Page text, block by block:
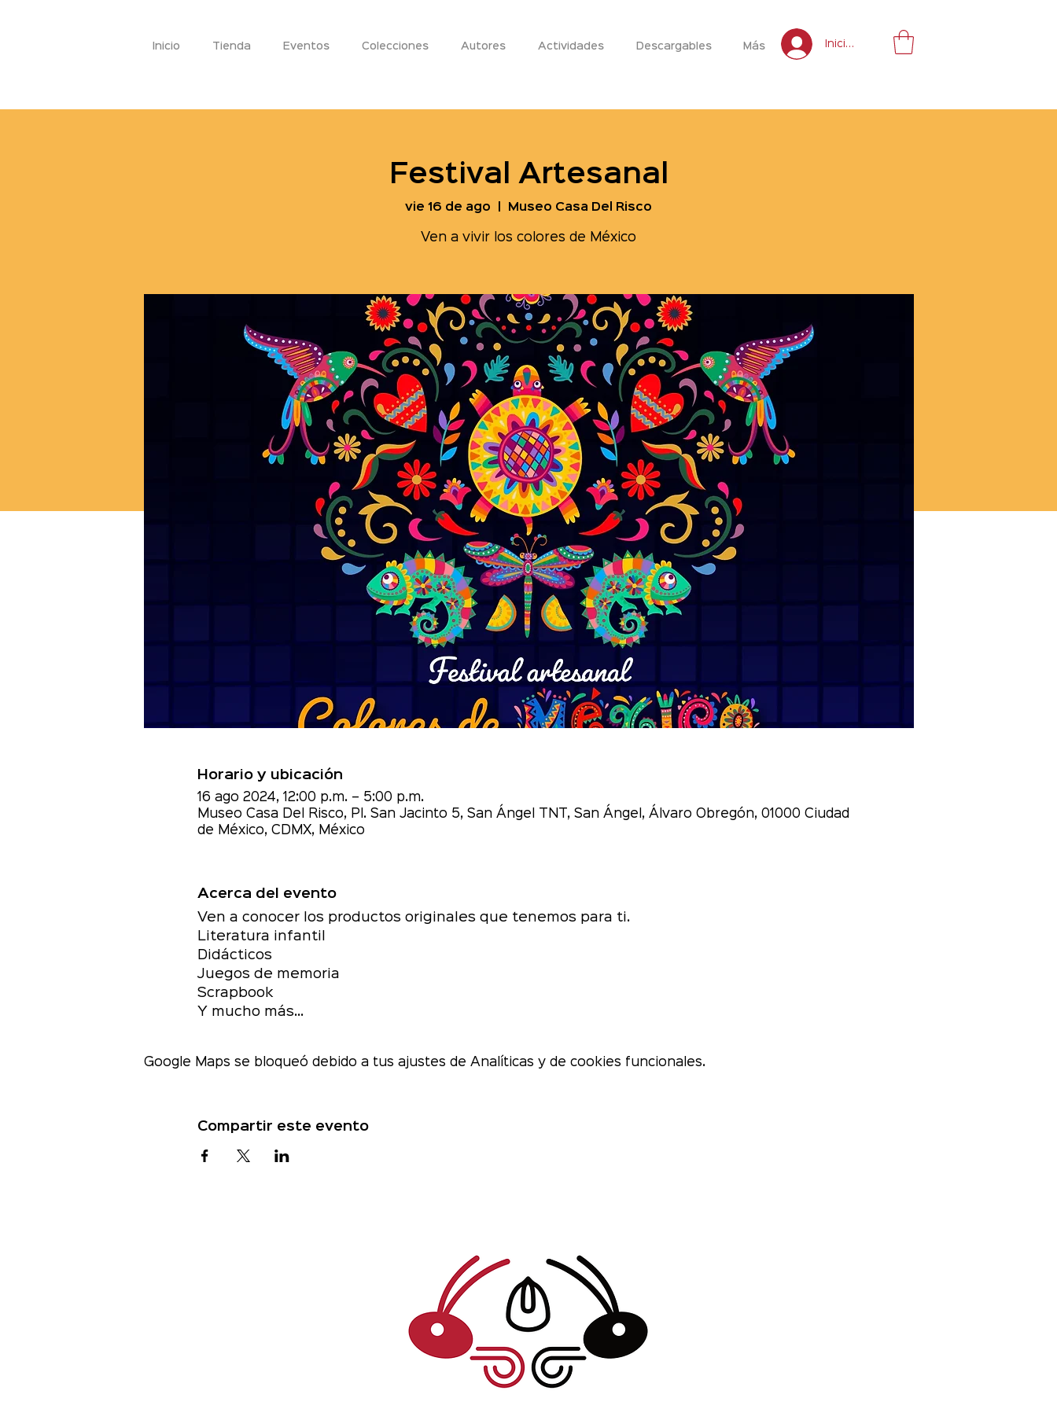
Inicio Tienda Eventos Colecciones Autores Actividades Descargables Más Inicia sesión
Festival Artesanal
vie 16 de ago Museo Casa Del Risco
Ven a vivir los colores de México
Horario y ubicación
16 ago 2024, 12:00 p.m. – 5:00 p.m.
Museo Casa Del Risco, Pl. San Jacinto 5, San Ángel TNT, San Ángel, Álvaro Obregón, 01000 Ciudad
de México, CDMX, México
Acerca del evento
Ven a conocer los productos originales que tenemos para ti.
Literatura infantil
Didácticos
Juegos de memoria
Scrapbook
Y mucho más...
Google Maps se bloqueó debido a tus ajustes de Analíticas y de cookies funcionales.
Compartir este evento